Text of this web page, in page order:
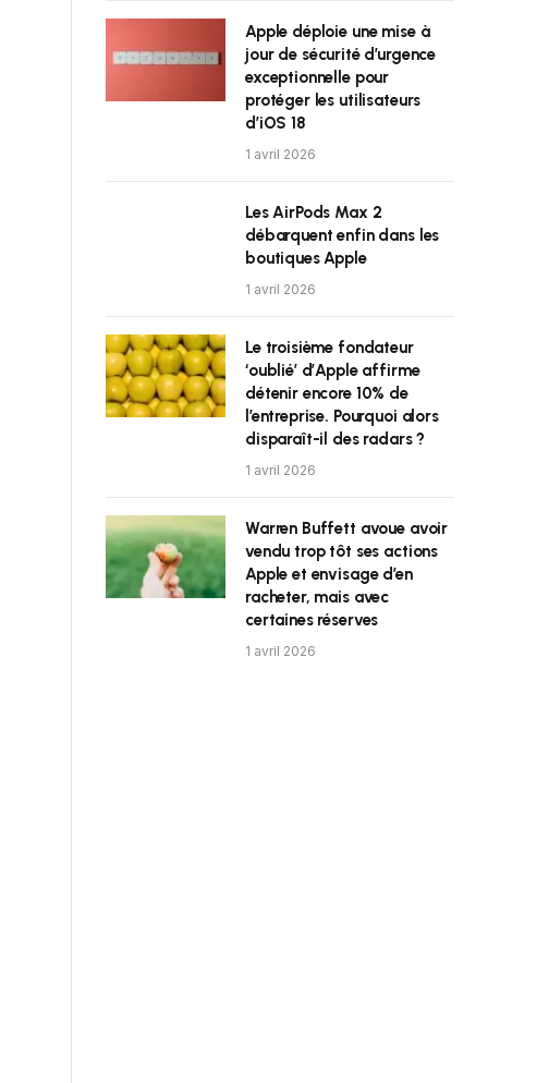
Apple déploie une mise à
jour de sécurité d’urgence
exceptionnelle pour
protéger les utilisateurs
d’iOS 18
1 avril 2026
Les AirPods Max 2
débarquent enfin dans les
boutiques Apple
1 avril 2026
Le troisième fondateur
‘oublié’ d’Apple affirme
détenir encore 10% de
l’entreprise. Pourquoi alors
disparaît-il des radars ?
1 avril 2026
Warren Buffett avoue avoir
vendu trop tôt ses actions
Apple et envisage d’en
racheter, mais avec
certaines réserves
1 avril 2026